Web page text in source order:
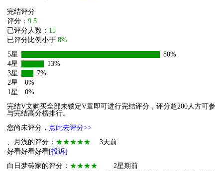
完结评分
评分： 9.5
已评分人数： 15
已评分比例小于 8%
5星
80%
4星
13%
3星
7%
2星
0%
1星
0%
完结V文购买全部未锁定V章即可进行完结评分，评分超200人方可参
与完结高分榜排行。
您尚未评分， 点此去评分>>
、月浅的评分： ★★★★★
3天前
好看好看好看[投诉]
白日梦砖家的评分： ★★★★
2星期前